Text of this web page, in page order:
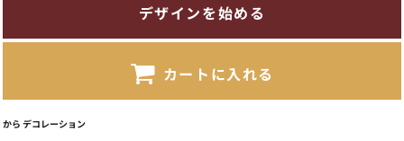
デザインを始める
カートに入れる
から デコレーション